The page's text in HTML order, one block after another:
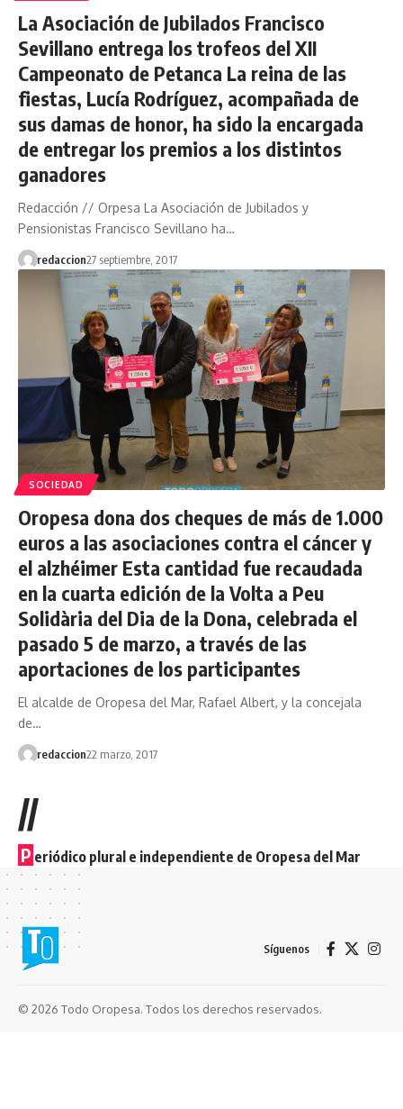
La Asociación de Jubilados Francisco
Sevillano entrega los trofeos del XII
Campeonato de Petanca La reina de las
fiestas, Lucía Rodríguez, acompañada de
sus damas de honor, ha sido la encargada
de entregar los premios a los distintos
ganadores
Redacción // Orpesa La Asociación de Jubilados y
Pensionistas Francisco Sevillano ha…
redaccion27 septiembre, 2017
SOCIEDAD
Oropesa dona dos cheques de más de 1.000
euros a las asociaciones contra el cáncer y
el alzhéimer Esta cantidad fue recaudada
en la cuarta edición de la Volta a Peu
Solidària del Dia de la Dona, celebrada el
pasado 5 de marzo, a través de las
aportaciones de los participantes
El alcalde de Oropesa del Mar, Rafael Albert, y la concejala
de…
redaccion22 marzo, 2017
//
P eriódico plural e independiente de Oropesa del Mar
Síguenos
© 2026 Todo Oropesa. Todos los derechos reservados.